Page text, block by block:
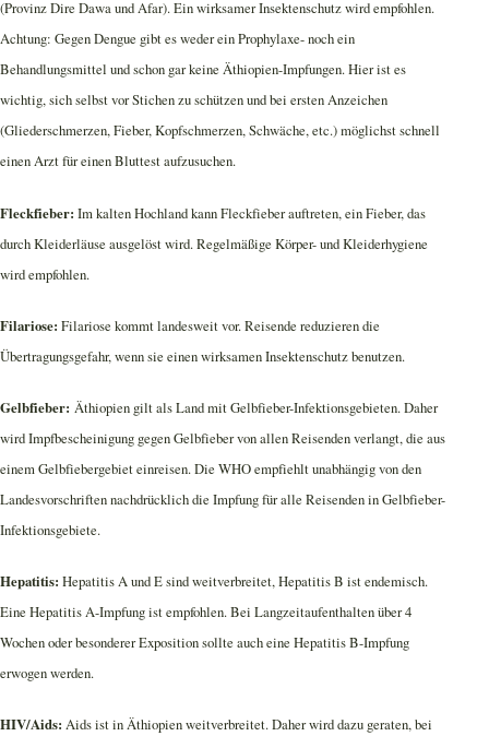
(Provinz Dire Dawa und Afar). Ein wirksamer Insektenschutz wird empfohlen.
Achtung: Gegen Dengue gibt es weder ein Prophylaxe- noch ein
Behandlungsmittel und schon gar keine Äthiopien-Impfungen. Hier ist es
wichtig, sich selbst vor Stichen zu schützen und bei ersten Anzeichen
(Gliederschmerzen, Fieber, Kopfschmerzen, Schwäche, etc.) möglichst schnell
einen Arzt für einen Bluttest aufzusuchen.
Fleckfieber: Im kalten Hochland kann Fleckfieber auftreten, ein Fieber, das
durch Kleiderläuse ausgelöst wird. Regelmäßige Körper- und Kleiderhygiene
wird empfohlen.
Filariose: Filariose kommt landesweit vor. Reisende reduzieren die
Übertragungsgefahr, wenn sie einen wirksamen Insektenschutz benutzen.
Gelbfieber: Äthiopien gilt als Land mit Gelbfieber-Infektionsgebieten. Daher
wird Impfbescheinigung gegen Gelbfieber von allen Reisenden verlangt, die aus
einem Gelbfiebergebiet einreisen. Die WHO empfiehlt unabhängig von den
Landesvorschriften nachdrücklich die Impfung für alle Reisenden in Gelbfieber-
Infektionsgebiete.
Hepatitis: Hepatitis A und E sind weitverbreitet, Hepatitis B ist endemisch.
Eine Hepatitis A-Impfung ist empfohlen. Bei Langzeitaufenthalten über 4
Wochen oder besonderer Exposition sollte auch eine Hepatitis B-Impfung
erwogen werden.
HIV/Aids: Aids ist in Äthiopien weitverbreitet. Daher wird dazu geraten, bei